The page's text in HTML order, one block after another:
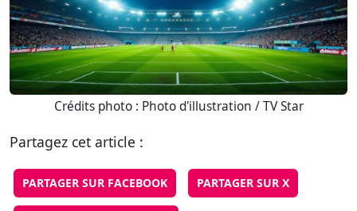
Crédits photo : Photo d'illustration / TV Star
Partagez cet article :
PARTAGER SUR FACEBOOK PARTAGER SUR X